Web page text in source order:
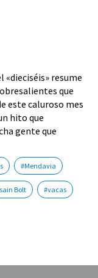
«dieciséis» resume
que
este caluroso mes
hito que
gente que
#Mendavia
Bolt #vacas